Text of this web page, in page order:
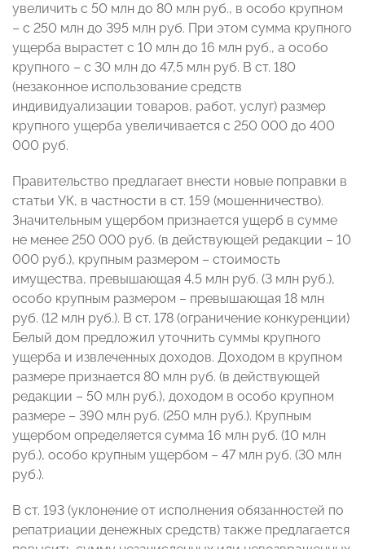
увеличить с 50 млн до 80 млн руб., в особо крупном
– с 250 млн до 395 млн руб. При этом сумма крупного
ущерба вырастет с 10 млн до 16 млн руб., а особо
крупного – с 30 млн до 47,5 млн руб. В ст. 180
(незаконное использование средств
индивидуализации товаров, работ, услуг) размер
крупного ущерба увеличивается с 250 000 до 400
000 руб.
Правительство предлагает внести новые поправки в
статьи УК, в частности в ст. 159 (мошенничество).
Значительным ущербом признается ущерб в сумме
не менее 250 000 руб. (в действующей редакции – 10
000 руб.), крупным размером – стоимость
имущества, превышающая 4,5 млн руб. (3 млн руб.),
особо крупным размером – превышающая 18 млн
руб. (12 млн руб.). В ст. 178 (ограничение конкуренции)
Белый дом предложил уточнить суммы крупного
ущерба и извлеченных доходов. Доходом в крупном
размере признается 80 млн руб. (в действующей
редакции – 50 млн руб.), доходом в особо крупном
размере – 390 млн руб. (250 млн руб.). Крупным
ущербом определяется сумма 16 млн руб. (10 млн
руб.), особо крупным ущербом – 47 млн руб. (30 млн
руб.).
В ст. 193 (уклонение от исполнения обязанностей по
репатриации денежных средств) также предлагается